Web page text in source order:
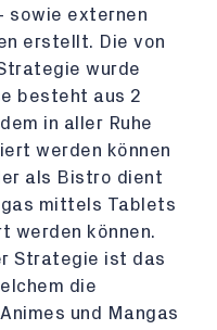
sowie externen
erstellt. Die von
wurde
besteht aus 2
in aller Ruhe
werden können
als Bistro dient
mittels Tablets
werden können.
Strategie ist das
die
und Mangas